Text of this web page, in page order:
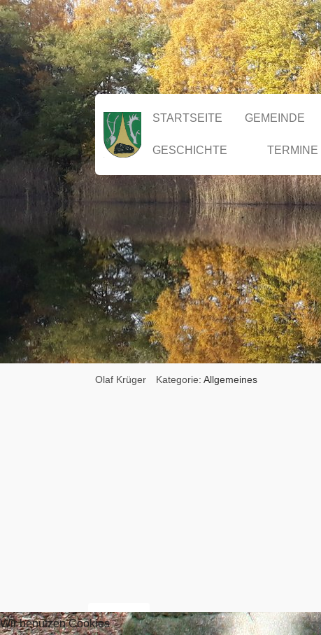
STARTSEITE GEMEINDE
GESCHICHTE TERMINE
Olaf Krüger Kategorie: Allgemeines
Vorheriger Beitrag: Anfahrt
Zurück
Wir benutzen Cookies